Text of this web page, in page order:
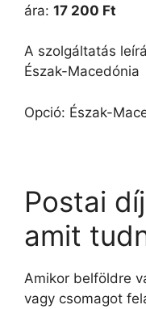
ára: 17 200 Ft
A szolgáltatás
Észak-Macedónia
Opció: Észak-
Postai
amit
Amikor belföldre
vagy csomagot